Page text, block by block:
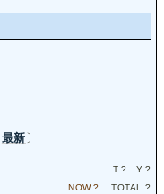
最新 〕
T.? Y.?
NOW.? TOTAL.?